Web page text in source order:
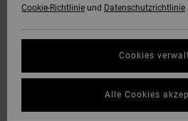
Cookie-Richtlinie und Datenschutzrichtlinie
Cookies
Alle Cookies